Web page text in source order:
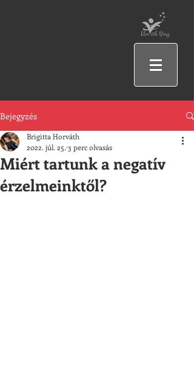
Bejegyzés
Miért tartunk a negatív
érzelmeinktől?
Brigitta Horváth
2022. júl. 25. 3 perc olvasás